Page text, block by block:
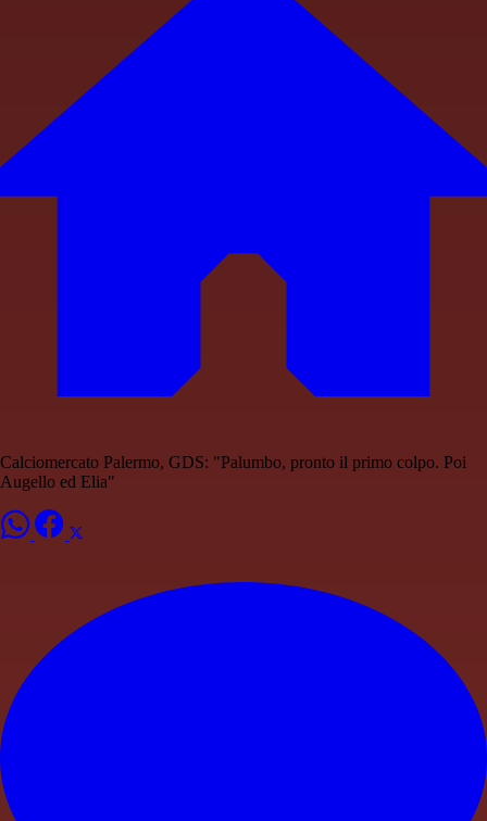
Calciomercato Palermo, GDS: "Palumbo, pronto il primo colpo. Poi
Augello ed Elia"